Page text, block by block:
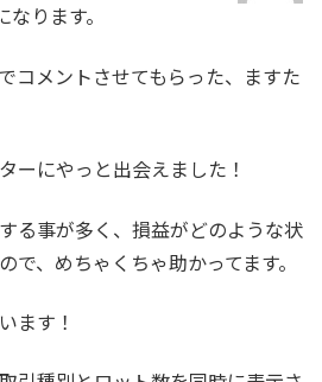
ります。
コメントさせてもらった、ますた
ーにやっと出会えました！
る事が多く、損益がどのような状
で、めちゃくちゃ助かってます。
ます！